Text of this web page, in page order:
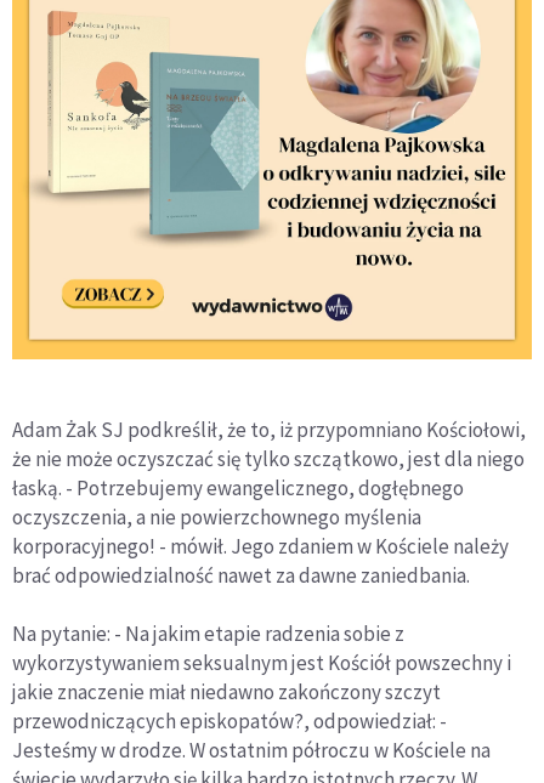
Adam Żak SJ podkreślił, że to, iż przypomniano Kościołowi,
że nie może oczyszczać się tylko szczątkowo, jest dla niego
łaską. - Potrzebujemy ewangelicznego, dogłębnego
oczyszczenia, a nie powierzchownego myślenia
korporacyjnego! - mówił. Jego zdaniem w Kościele należy
brać odpowiedzialność nawet za dawne zaniedbania.
Na pytanie: - Na jakim etapie radzenia sobie z
wykorzystywaniem seksualnym jest Kościół powszechny i
jakie znaczenie miał niedawno zakończony szczyt
przewodniczących episkopatów?, odpowiedział: -
Jesteśmy w drodze. W ostatnim półroczu w Kościele na